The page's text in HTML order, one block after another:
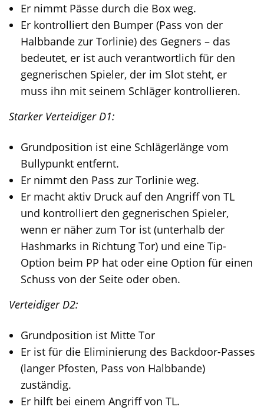
Er nimmt Pässe durch die Box weg.
Er kontrolliert den Bumper (Pass von der
Halbbande zur Torlinie) des Gegners – das
bedeutet, er ist auch verantwortlich für den
gegnerischen Spieler, der im Slot steht, er
muss ihn mit seinem Schläger kontrollieren.
Starker Verteidiger D1:
Grundposition ist eine Schlägerlänge vom
Bullypunkt entfernt.
Er nimmt den Pass zur Torlinie weg.
Er macht aktiv Druck auf den Angriff von TL
und kontrolliert den gegnerischen Spieler,
wenn er näher zum Tor ist (unterhalb der
Hashmarks in Richtung Tor) und eine Tip-
Option beim PP hat oder eine Option für einen
Schuss von der Seite oder oben.
Verteidiger D2:
Grundposition ist Mitte Tor
Er ist für die Eliminierung des Backdoor-Passes
(langer Pfosten, Pass von Halbbande)
zuständig.
Er hilft bei einem Angriff von TL.